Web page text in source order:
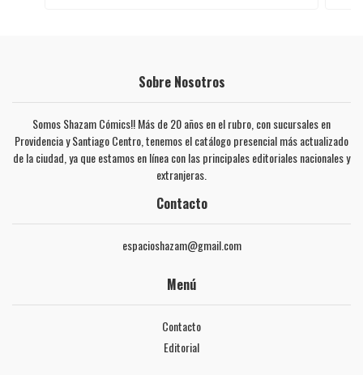
Sobre Nosotros
Somos Shazam Cómics!! Más de 20 años en el rubro, con sucursales en
Providencia y Santiago Centro, tenemos el catálogo presencial más actualizado
de la ciudad, ya que estamos en línea con las principales editoriales nacionales y
extranjeras.
Contacto
espacioshazam@gmail.com
Menú
Contacto
Editorial